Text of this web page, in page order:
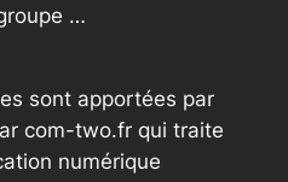
…
sont apportées par
com-two.fr qui traite
numérique